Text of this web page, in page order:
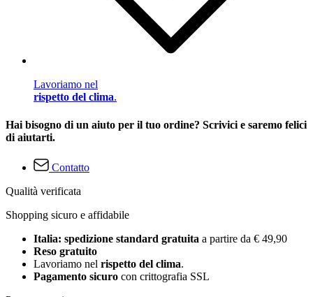
Lavoriamo nel
rispetto del clima.
Hai bisogno di un aiuto per il tuo ordine? Scrivici e saremo felici
di aiutarti.
Contatto
Qualità verificata
Shopping sicuro e affidabile
Italia: spedizione standard gratuita a partire da € 49,90
Reso gratuito
Lavoriamo nel rispetto del clima.
Pagamento sicuro con crittografia SSL